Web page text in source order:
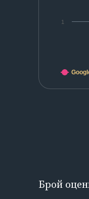
1
Брой